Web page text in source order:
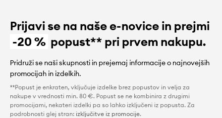
Prijavi se na naše e-novice in prejmi
-20 % popust** pri prvem nakupu.
Pridruži se naši skupnosti in prejemaj informacije o najnovejših
promocijah in izdelkih.
**Popust je enkraten, vključuje izdelke brez popustov in velja za
nakupe v vrednosti min. 80 €. Popust se ne kombinira z drugimi
promocijami, nekateri izdelki pa so lahko izključeni iz popusta. Za
podrobnosti glej stran: izključitve iz promocije.